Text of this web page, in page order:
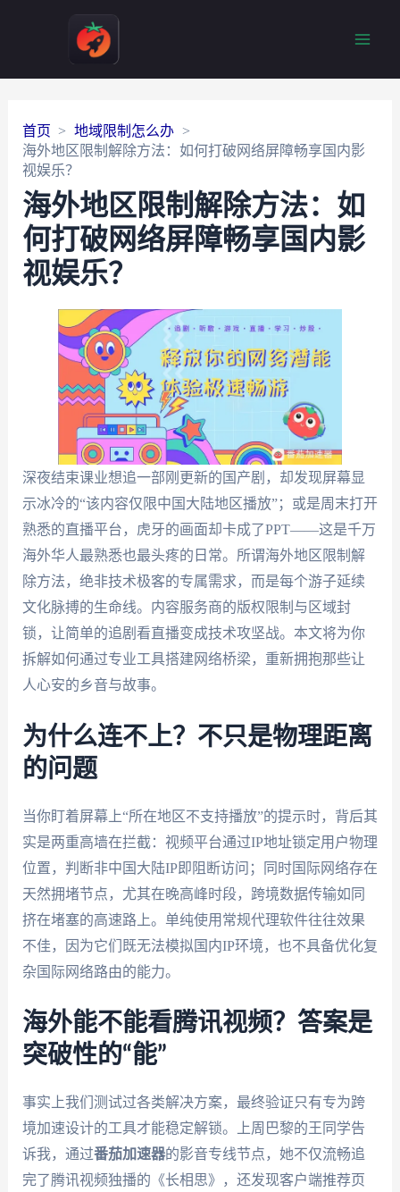
首页
地域限制怎么办
海外地区限制解除方法：如何打破网络屏障畅享国内影
视娱乐？
海外地区限制解除方法：如
何打破网络屏障畅享国内影
视娱乐？
深夜结束课业想追一部刚更新的国产剧，却发现屏幕显
示冰冷的“该内容仅限中国大陆地区播放”；或是周末打开
熟悉的直播平台，虎牙的画面却卡成了PPT——这是千万
海外华人最熟悉也最头疼的日常。所谓海外地区限制解
除方法，绝非技术极客的专属需求，而是每个游子延续
文化脉搏的生命线。内容服务商的版权限制与区域封
锁，让简单的追剧看直播变成技术攻坚战。本文将为你
拆解如何通过专业工具搭建网络桥梁，重新拥抱那些让
人心安的乡音与故事。
为什么连不上？不只是物理距离
的问题
当你盯着屏幕上“所在地区不支持播放”的提示时，背后其
实是两重高墙在拦截：视频平台通过IP地址锁定用户物理
位置，判断非中国大陆IP即阻断访问；同时国际网络存在
天然拥堵节点，尤其在晚高峰时段，跨境数据传输如同
挤在堵塞的高速路上。单纯使用常规代理软件往往效果
不佳，因为它们既无法模拟国内IP环境，也不具备优化复
杂国际网络路由的能力。
海外能不能看腾讯视频？答案是
突破性的“能”
事实上我们测试过各类解决方案，最终验证只有专为跨
境加速设计的工具才能稳定解锁。上周巴黎的王同学告
诉我，通过番茄加速器的影音专线节点，她不仅流畅追
完了腾讯视频独播的《长相思》，还发现客户端推荐页